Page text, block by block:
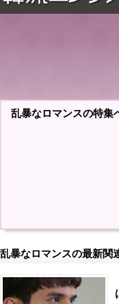
乱暴なロマンスの特集
乱暴なロマンスの最新関